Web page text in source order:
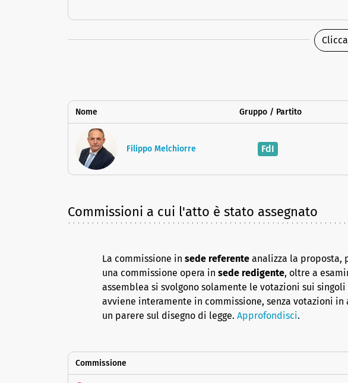
Nome Gruppo / Partito
Filippo Melchiorre FdI
Commissioni a cui l'atto è stato assegnato
La commissione in sede referente analizza la proposta,
una commissione opera in sede redigente, oltre a
assemblea si svolgono solamente le votazioni sui
avviene interamente in commissione, senza votazioni
un parere sul disegno di legge. Approfondisci.
Commissione